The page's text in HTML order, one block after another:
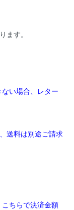
ます。
い場合、レター
送料は別途ご請求
ちらで決済金額